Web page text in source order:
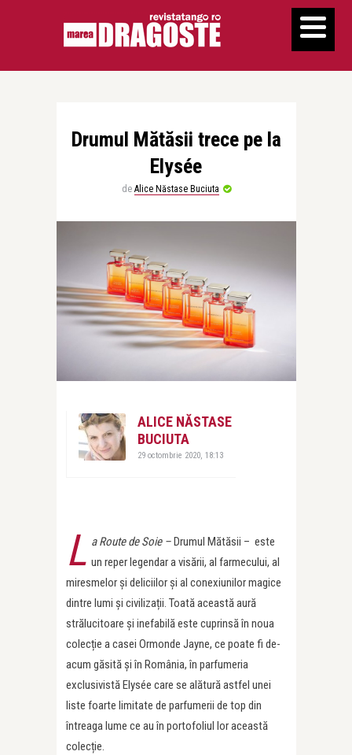
Drumul Mătăsii trece pe la
Elysée
de Alice Năstase Buciuta
ALICE NĂSTASE
BUCIUTA
29 octombrie 2020, 18:13
L a Route de Soie – Drumul Mătăsii – este
un reper legendar a visării, al farmecului, al
miresmelor și deliciilor și al conexiunilor magice
dintre lumi și civilizații. Toată această aură
strălucitoare și inefabilă este cuprinsă în noua
colecție a casei Ormonde Jayne, ce poate fi de-
acum găsită și în România, în parfumeria
exclusivistă Elysée care se alătură astfel unei
liste foarte limitate de parfumerii de top din
întreaga lume ce au în portofoliul lor această
colecție.